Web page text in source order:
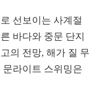
선보이는 사계절
바다와 중문 단지
의 전망, 해가 질 무
라이트 스위밍은